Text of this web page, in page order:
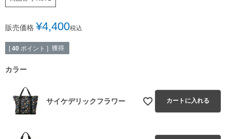
販売価格 ¥4,400税込
[ 40 ポイント ] 獲得
カラー
サイケデリックフラワー カートに入れる